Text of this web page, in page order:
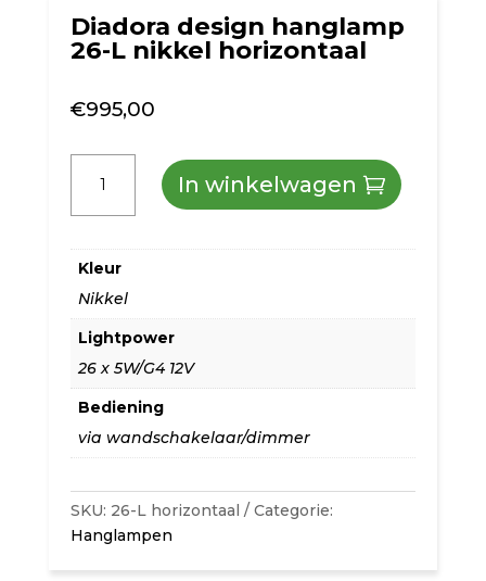
Diadora design hanglamp
26-L nikkel horizontaal
€995,00
hanglamp
L
nikkel
horizontaal
aantal
In winkelwagen
Kleur
Nikkel
Lightpower
26 x 5W/G4 12V
Bediening
via wandschakelaar/dimmer
SKU: 26-L horizontaal
Categorie:
Hanglampen